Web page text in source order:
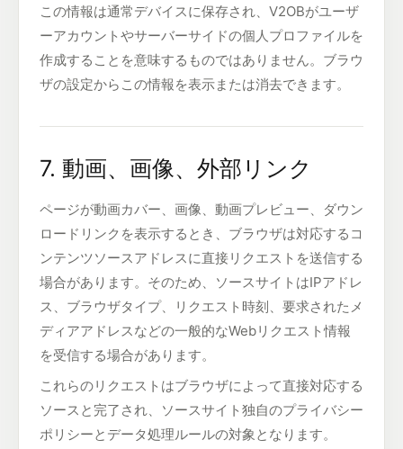
この情報は通常デバイスに保存され、V2OBがユーザ
ーアカウントやサーバーサイドの個人プロファイルを
作成することを意味するものではありません。ブラウ
ザの設定からこの情報を表示または消去できます。
7. 動画、画像、外部リンク
ページが動画カバー、画像、動画プレビュー、ダウン
ロードリンクを表示するとき、ブラウザは対応するコ
ンテンツソースアドレスに直接リクエストを送信する
場合があります。そのため、ソースサイトはIPアドレ
ス、ブラウザタイプ、リクエスト時刻、要求されたメ
ディアアドレスなどの一般的なWebリクエスト情報
を受信する場合があります。
これらのリクエストはブラウザによって直接対応する
ソースと完了され、ソースサイト独自のプライバシー
ポリシーとデータ処理ルールの対象となります。